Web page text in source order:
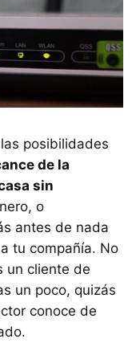
posibilidades
de la
sin
o
antes de nada
tu compañía. No
un cliente de
un poco, quizás
conoce de